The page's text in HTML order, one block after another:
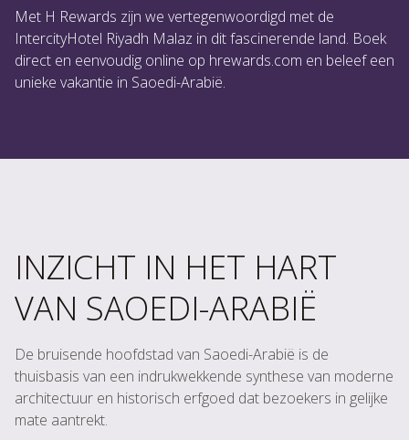
Met H Rewards zijn we vertegenwoordigd met de
IntercityHotel Riyadh Malaz in dit fascinerende land. Boek
direct en eenvoudig online op hrewards.com en beleef een
unieke vakantie in Saoedi-Arabië.
INZICHT IN HET HART
VAN SAOEDI-ARABIË
De bruisende hoofdstad van Saoedi-Arabië is de
thuisbasis van een indrukwekkende synthese van moderne
architectuur en historisch erfgoed dat bezoekers in gelijke
mate aantrekt.